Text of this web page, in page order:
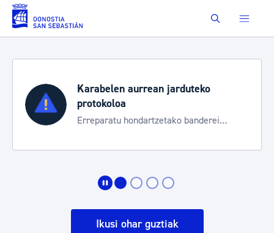
Eduki nagusira joan Buscar
Karabelen aurrean jarduteko
protokoloa
Erreparatu hondartzetako banderei
Ikusi ohar guztiak